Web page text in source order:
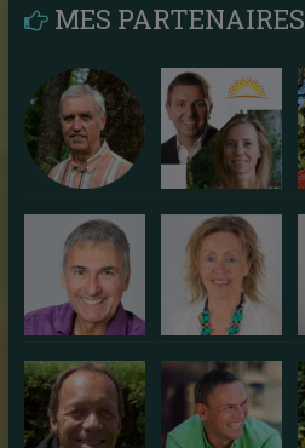
MES PARTENAIRES